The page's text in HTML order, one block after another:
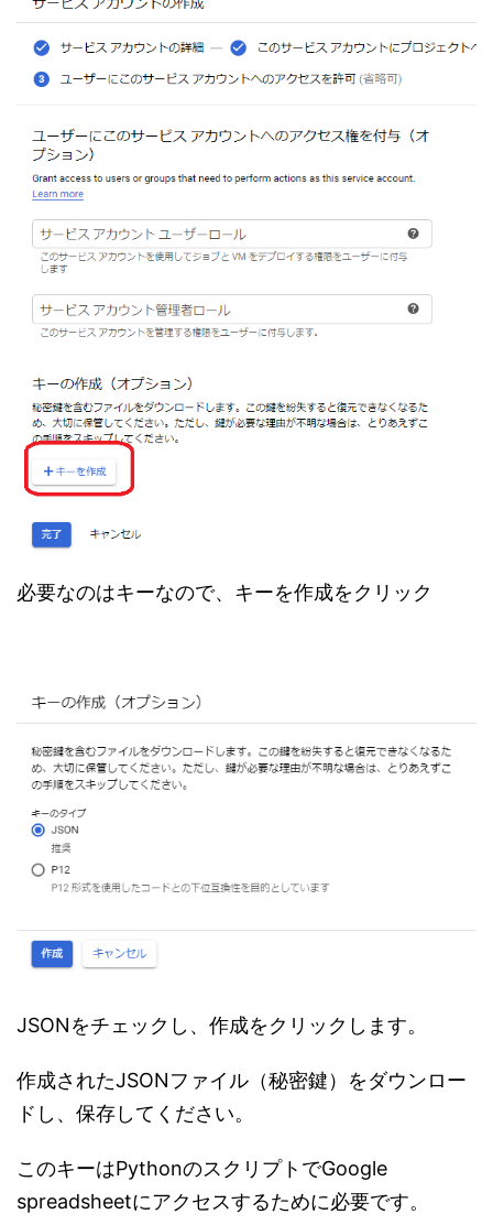
必要なのはキーなので、キーを作成をクリック
JSONをチェックし、作成をクリックします。
作成されたJSONファイル（秘密鍵）をダウンロー
ドし、保存してください。
このキーはPythonのスクリプトでGoogle
spreadsheetにアクセスするために必要です。